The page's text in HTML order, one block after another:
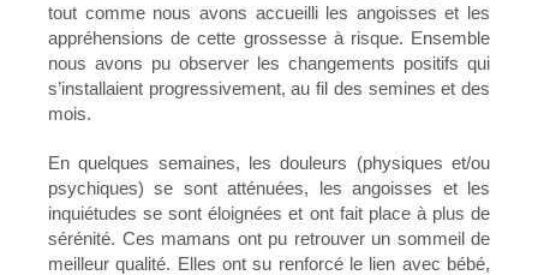
tout comme nous avons accueilli les angoisses et les
appréhensions de cette grossesse à risque. Ensemble
nous avons pu observer les changements positifs qui
s’installaient progressivement, au fil des semines et des
mois.
En quelques semaines, les douleurs (physiques et/ou
psychiques) se sont atténuées, les angoisses et les
inquiétudes se sont éloignées et ont fait place à plus de
sérénité. Ces mamans ont pu retrouver un sommeil de
meilleur qualité. Elles ont su renforcé le lien avec bébé,